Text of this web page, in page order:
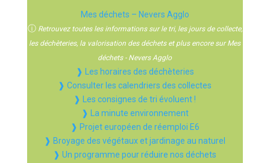
Mes déchets – Nevers Agglo
ⓘ Retrouvez toutes les informations sur le tri, les jours de collecte,
les déchèteries, la valorisation des déchets et plus encore sur Mes
déchets - Nevers Agglo
❱ Les horaires des déchèteries
❱ Consulter les calendriers des collectes
❱ Les consignes de tri évoluent !
❱ La minute environnement
❱ Projet européen de réemploi E6
❱ Broyage des végétaux et jardinage au naturel
❱ Un programme pour réduire nos déchets